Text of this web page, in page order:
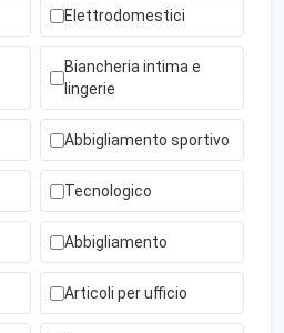
Elettrodomestici
Biancheria intima e
lingerie
Abbigliamento sportivo
Tecnologico
Abbigliamento
Articoli per ufficio